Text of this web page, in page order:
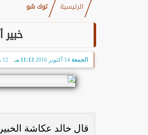
الرئيسية توك شو
الجمعة 14 أكتوبر 2016 11:13 مـ 12 محرّم 1438
قال خالد عكاشة